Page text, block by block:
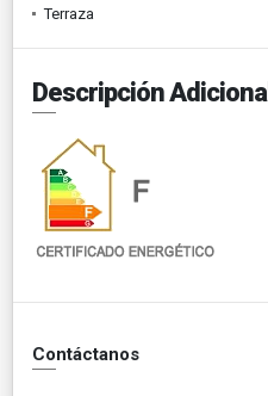
Terraza
Descripción Adicional
Contáctanos